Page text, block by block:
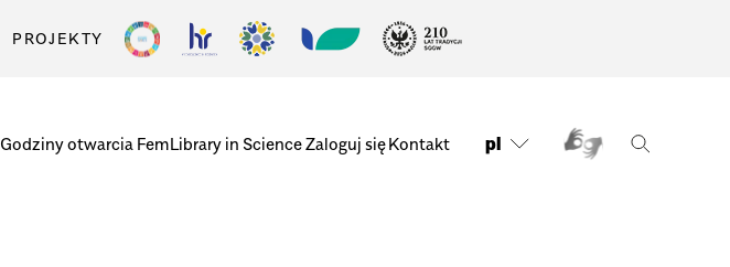
PROJEKTY
Godziny otwarcia FemLibrary in ScienceZaloguj sięKontakt pl